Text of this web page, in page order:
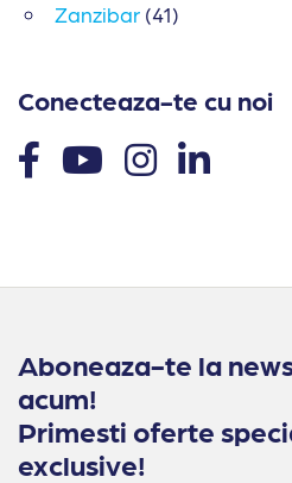
Zanzibar (41)
Conecteaza-te cu noi
Aboneaza-te la
acum!
Primesti oferte
exclusive!